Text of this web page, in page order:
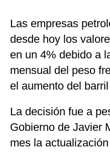
Las empresas
desde hoy los
en un 4% debido a
mensual del peso
el aumento del
La decisión fue a
Gobierno de Javier
mes la